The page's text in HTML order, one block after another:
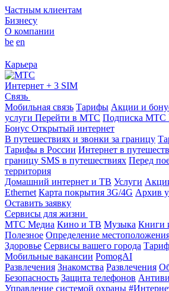
Частным клиентам
Бизнесу
О компании
be en
Карьера
Интернет + 3 SIM
Связь
Мобильная связь Тарифы Акции и
услуги Перейти в МТС Подписка МТС
Бонус Открытый интернет
В путешествиях и звонки за границу
Тарифы в России Интернет в
границу SMS в путешествиях Перед
территория
Домашний интернет и ТВ Услуги
Ethernet Карта покрытия 3G/4G Архив
Оставить заявку
Сервисы для жизни
МТС Медиа Кино и ТВ Музыка Книги
Полезное Определение
Здоровье Сервисы вашего города
Мобильные вакансии PomogAI
Развлечения Знакомства Развлечения
Безопасность Защита телефонов
Управление системой охраны